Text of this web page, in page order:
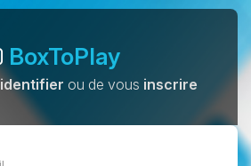
BoxToPlay
identifier ou de vous inscrire